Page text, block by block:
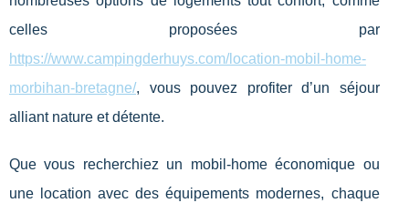
celles proposées par
https://www.campingderhuys.com/location-mobil-home-
morbihan-bretagne/, vous pouvez profiter d’un séjour
alliant nature et détente.
Que vous recherchiez un mobil-home économique ou
une location avec des équipements modernes, chaque